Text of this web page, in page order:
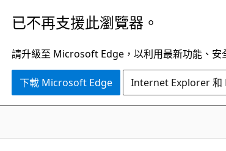
已不再支援此瀏覽器。
請升級至 Microsoft Edge，以利用最新功能、安
下載 Microsoft Edge Internet Explorer 和